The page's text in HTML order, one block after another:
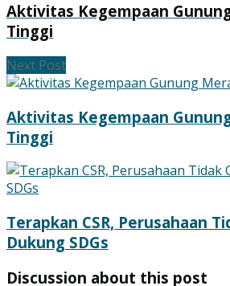
Aktivitas Kegempaan
Tinggi
Next Post
Aktivitas Kegempaan
Tinggi
Terapkan CSR, Perusahaan
Dukung SDGs
Discussion about this post